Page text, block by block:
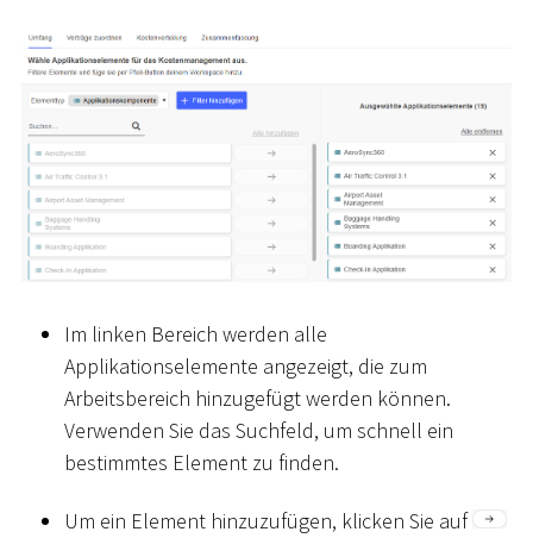
Im linken Bereich werden alle
Applikationselemente angezeigt, die zum
Arbeitsbereich hinzugefügt werden können.
Verwenden Sie das Suchfeld, um schnell ein
bestimmtes Element zu finden.
Um ein Element hinzuzufügen, klicken Sie auf